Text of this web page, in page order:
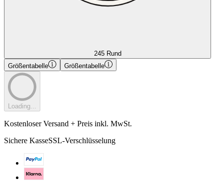
245 Rund
Größentabelle
Größentabelle
Loading...
Kostenloser Versand + Preis inkl. MwSt.
Sichere KasseSSL-Verschlüsselung